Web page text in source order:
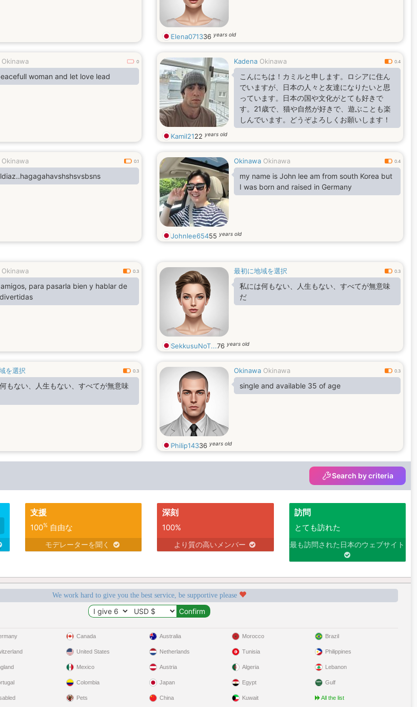
Elena071336 years old
Okinawa 0
woman and let love lead
Kadena Okinawa 0.4
こんにちは！カミルと申します。ロシアに住ん
でいますが、日本の人々と友達になりたいと思
っています。日本の国や文化がとても好きで
す。21歳で、猫や自然が好きで、遊ぶことも楽
しんでいます。どうぞよろしくお願いします！
Kamil2122 years old
Okinawa 0.1 Okinawa Okinawa 0.4
my name is John lee am from south Korea but
I was born and raised in Germany
Johnlee65455 years old
Okinawa 0.3
para pasarla bien y hablar de
最初に地域を選択 0.3
私には何もない、人生もない、すべてが無意味
だ
SekkusuNoT...76 years old
を選択 0.3
もない、人生もない、すべてが無意味
Okinawa Okinawa 0.3
single and available 35 of age
Philip14336 years old
Search by criteria
支援
100%自由な
モデレーターを聞く
深刻
100%
より質の高いメンバー
訪問
とても訪れた
最も訪問された日本のウェブサイト
We work hard to give you the best service, be supportive please
Canada
United States
Mexico
Colombia
Pets
Australia
Netherlands
Austria
Japan
China
Morocco
Tunisia
Algeria
Egypt
Kuwait
Brazil
Philippines
Lebanon
Gulf
All the list